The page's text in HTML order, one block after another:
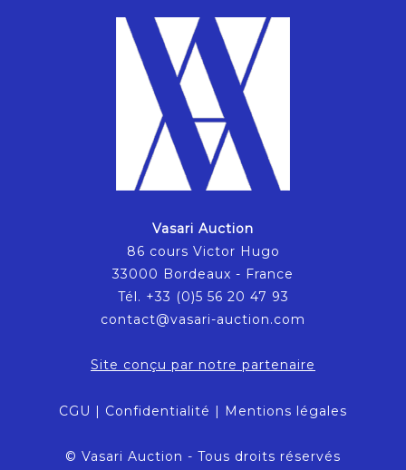
Vasari Auction
86 cours Victor Hugo
33000 Bordeaux - France
Tél. +33 (0)5 56 20 47 93
contact@vasari-auction.com
Site conçu par notre partenaire
CGU | Confidentialité | Mentions légales
© Vasari Auction - Tous droits réservés